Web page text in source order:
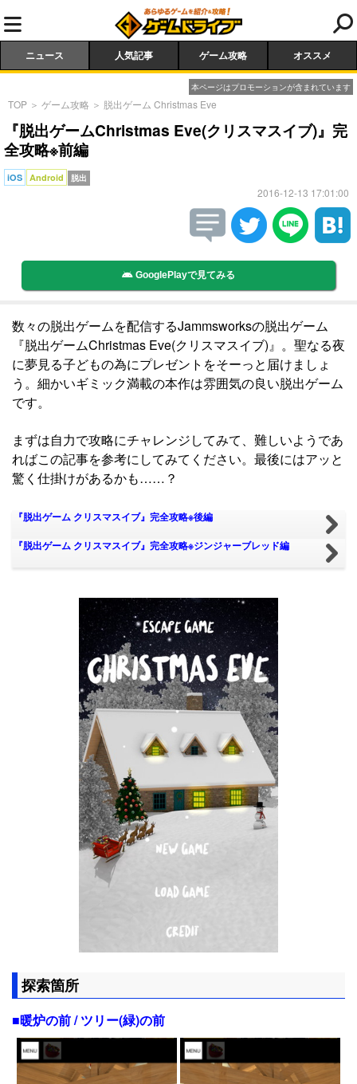
ニュース 人気記事 ゲーム攻略 オススメ
本ページはプロモーションが含まれています
TOP ＞ ゲーム攻略 ＞ 脱出ゲーム Christmas Eve
『脱出ゲームChristmas Eve(クリスマスイブ)』完
全攻略※前編
iOS Android 脱出
2016-12-13 17:01:00
GooglePlayで見てみる
数々の脱出ゲームを配信するJammsworksの脱出ゲーム
『脱出ゲームChristmas Eve(クリスマスイブ)』。聖なる夜
に夢見る子どもの為にプレゼントをそーっと届けましょ
う。細かいギミック満載の本作は雰囲気の良い脱出ゲーム
です。
まずは自力で攻略にチャレンジしてみて、難しいようであ
ればこの記事を参考にしてみてください。最後にはアッと
驚く仕掛けがあるかも……？
『脱出ゲーム クリスマスイブ』完全攻略※後編
『脱出ゲーム クリスマスイブ』完全攻略※ジンジャーブレッド編
探索箇所
■暖炉の前 / ツリー(緑)の前